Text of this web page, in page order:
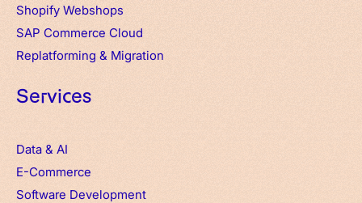
Shopify Webshops
SAP Commerce Cloud
Replatforming & Migration
Services
Data & AI
E-Commerce
Software Development